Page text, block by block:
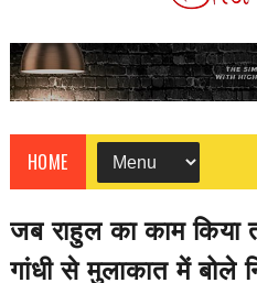
HOME
जब राहुल का काम किया
गांधी से मुलाकात में बोले